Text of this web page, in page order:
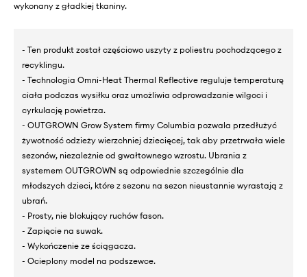
wykonany z gładkiej tkaniny.
- Ten produkt został częściowo uszyty z poliestru pochodzącego z
recyklingu.
- Technologia Omni-Heat Thermal Reflective reguluje temperaturę
ciała podczas wysiłku oraz umożliwia odprowadzanie wilgoci i
cyrkulację powietrza.
- OUTGROWN Grow System firmy Columbia pozwala przedłużyć
żywotność odzieży wierzchniej dziecięcej, tak aby przetrwała wiele
sezonów, niezależnie od gwałtownego wzrostu. Ubrania z
systemem OUTGROWN są odpowiednie szczególnie dla
młodszych dzieci, które z sezonu na sezon nieustannie wyrastają z
ubrań.
- Prosty, nie blokujący ruchów fason.
- Zapięcie na suwak.
- Wykończenie ze ściągacza.
- Ocieplony model na podszewce.